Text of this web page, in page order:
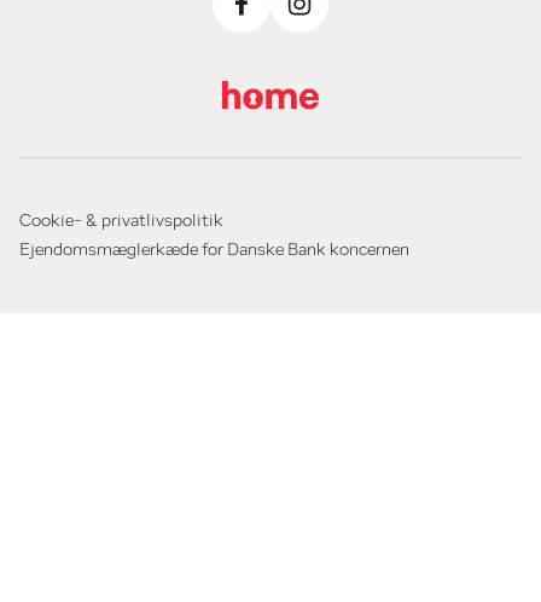
Cookie- & privatlivspolitik
Ejendomsmæglerkæde for Danske Bank koncernen